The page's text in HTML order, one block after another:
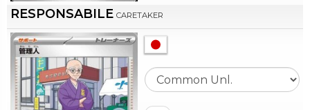
RESPONSABILE CARETAKER